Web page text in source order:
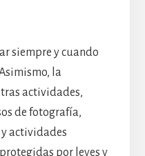
siempre y cuando
la
actividades,
de fotografía,
actividades
por leyes y